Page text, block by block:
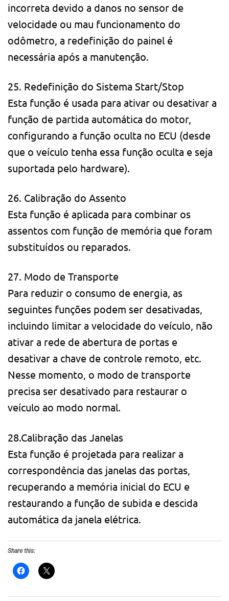
incorreta devido a danos no sensor de
velocidade ou mau funcionamento do
odômetro, a redefinição do painel é
necessária após a manutenção.
25. Redefinição do Sistema Start/Stop
Esta função é usada para ativar ou desativar a
função de partida automática do motor,
configurando a função oculta no ECU (desde
que o veículo tenha essa função oculta e seja
suportada pelo hardware).
26. Calibração do Assento
Esta função é aplicada para combinar os
assentos com função de memória que foram
substituídos ou reparados.
27. Modo de Transporte
Para reduzir o consumo de energia, as
seguintes funções podem ser desativadas,
incluindo limitar a velocidade do veículo, não
ativar a rede de abertura de portas e
desativar a chave de controle remoto, etc.
Nesse momento, o modo de transporte
precisa ser desativado para restaurar o
veículo ao modo normal.
28.Calibração das Janelas
Esta função é projetada para realizar a
correspondência das janelas das portas,
recuperando a memória inicial do ECU e
restaurando a função de subida e descida
automática da janela elétrica.
Share this: